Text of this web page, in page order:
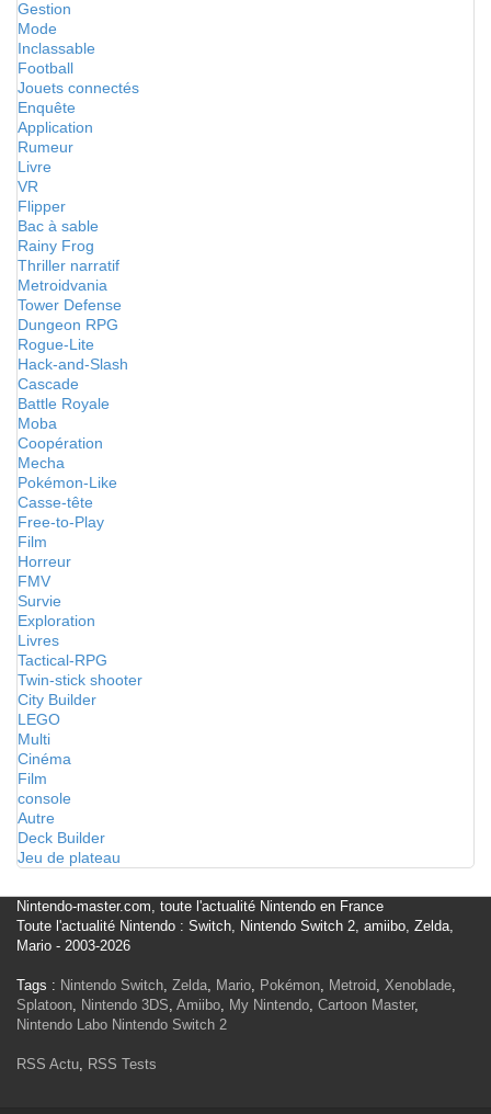
Gestion
Mode
Inclassable
Football
Jouets connectés
Enquête
Application
Rumeur
Livre
VR
Flipper
Bac à sable
Rainy Frog
Thriller narratif
Metroidvania
Tower Defense
Dungeon RPG
Rogue-Lite
Hack-and-Slash
Cascade
Battle Royale
Moba
Coopération
Mecha
Pokémon-Like
Casse-tête
Free-to-Play
Film
Horreur
FMV
Survie
Exploration
Livres
Tactical-RPG
Twin-stick shooter
City Builder
LEGO
Multi
Cinéma
Film
console
Autre
Deck Builder
Jeu de plateau
Nintendo-master.com, toute l'actualité Nintendo en France
Toute l'actualité Nintendo : Switch, Nintendo Switch 2, amiibo, Zelda,
Mario - 2003-2026
Tags : Nintendo Switch, Zelda, Mario, Pokémon, Metroid, Xenoblade,
Splatoon, Nintendo 3DS, Amiibo, My Nintendo, Cartoon Master,
Nintendo Labo Nintendo Switch 2
RSS Actu, RSS Tests